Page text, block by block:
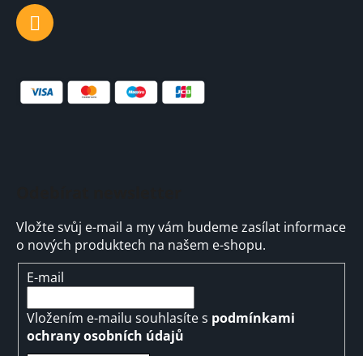
Vložte svůj e-mail a my vám budeme zasílat informace
o nových produktech na našem e-shopu.
E-mail
Vložením e-mailu souhlasíte s podmínkami
ochrany osobních údajů